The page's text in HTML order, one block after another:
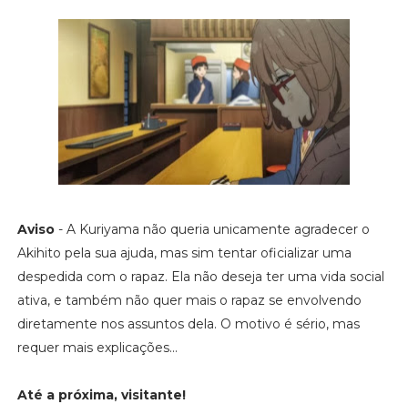
Aviso- A Kuriyama não queria unicamente agradecer o
Akihito pela sua ajuda, mas sim tentar oficializar uma
despedida com o rapaz. Ela não deseja ter uma vida social
ativa, e também não quer mais o rapaz se envolvendo
diretamente nos assuntos dela. O motivo é sério, mas
requer mais explicações...
Até a próxima, visitante!